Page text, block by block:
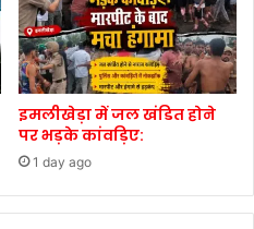
इमलीखेड़ा में जल खंडित होने
पर भड़के कांवड़िए:
1 day ago